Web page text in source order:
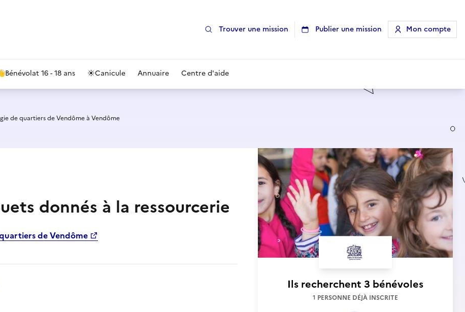
Trouver une mission Publier une mission Mon compte
Bénévolat 16 - 18 ans ☀️Canicule Annuaire Centre d'aide
de quartiers de Vendôme à Vendôme
donnés à la ressourcerie
de Vendôme
Ils recherchent 3 bénévoles
1 PERSONNE DÉJÀ INSCRITE